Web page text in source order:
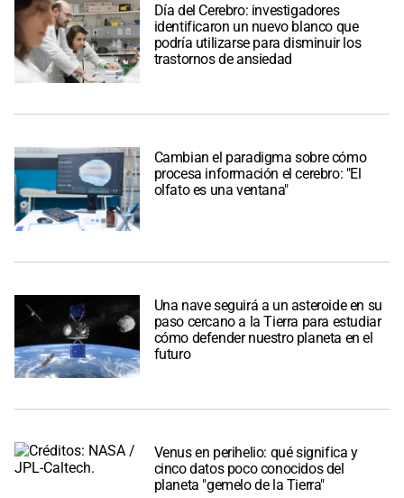
Día del Cerebro: investigadores
identificaron un nuevo blanco que
podría utilizarse para disminuir los
trastornos de ansiedad
Cambian el paradigma sobre cómo
procesa información el cerebro: "El
olfato es una ventana"
Una nave seguirá a un asteroide en su
paso cercano a la Tierra para estudiar
cómo defender nuestro planeta en el
futuro
Venus en perihelio: qué significa y
cinco datos poco conocidos del
planeta "gemelo de la Tierra"